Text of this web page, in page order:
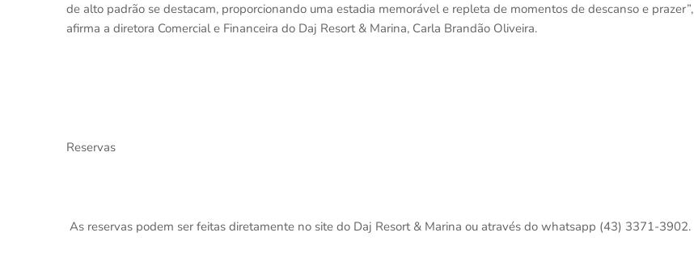
de alto padrão se destacam, proporcionando uma estadia memorável e repleta de momentos de descanso e prazer”,
afirma a diretora Comercial e Financeira do Daj Resort & Marina, Carla Brandão Oliveira.
Reservas
As reservas podem ser feitas diretamente no site do Daj Resort & Marina ou através do whatsapp (43) 3371-3902.